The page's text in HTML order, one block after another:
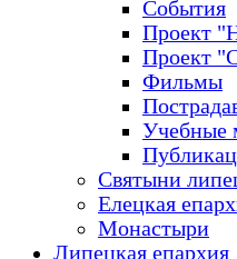
События
Проект
Проект
Фильмы
Учебные
Святыни
Елецкая
Монастыри
Липецкая епархия